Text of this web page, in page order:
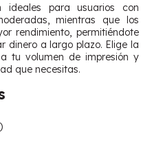
ideales para usuarios con
mientras que los
rendimiento, permitiéndote
dinero a largo plazo. Elige la
tu volumen de impresión y
que necesitas.